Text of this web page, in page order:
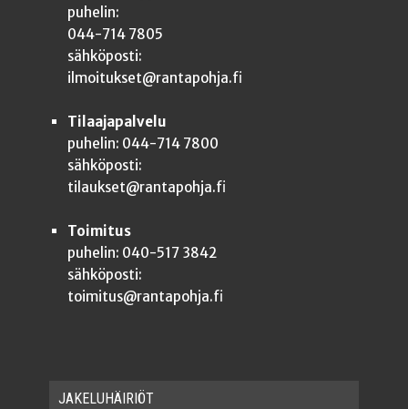
puhelin:
044-714 7805
sähköposti:
ilmoitukset@rantapohja.fi
Tilaajapalvelu
puhelin: 044-714 7800
sähköposti:
tilaukset@rantapohja.fi
Toimitus
puhelin: 040-517 3842
sähköposti:
toimitus@rantapohja.fi
JAKE­LU­HÄI­RIÖT